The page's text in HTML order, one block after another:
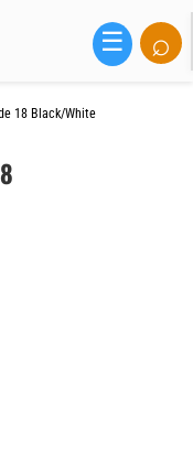
☰ ⌕
18 Black/white